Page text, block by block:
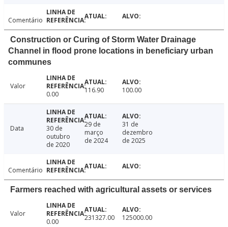
Comentário
Construction or Curing of Storm Water Drainage
Channel in flood prone locations in beneficiary urban
communes
Valor
0.00
116.90 100.00
Data
30 de
outubro
de 2020
29 de
março
de 2024
31 de
dezembro
de 2025
Comentário
Farmers reached with agricultural assets or services
Valor
0.00
231327.00 125000.00